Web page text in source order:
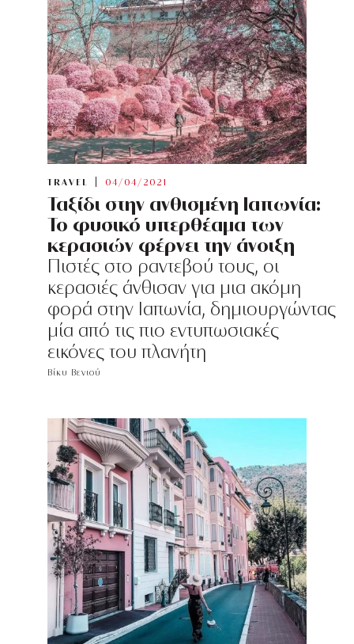
TRAVEL 04/04/2021
Ταξίδι στην ανθισμένη Ιαπωνία:
Το φυσικό υπερθέαμα των
κερασιών φέρνει την άνοιξη
Πιστές στο ραντεβού τους, οι
κερασιές άνθισαν για μια ακόμη
φορά στην Ιαπωνία, δημιουργώντας
μία από τις πιο εντυπωσιακές
εικόνες του πλανήτη
Βίκυ Βενιού